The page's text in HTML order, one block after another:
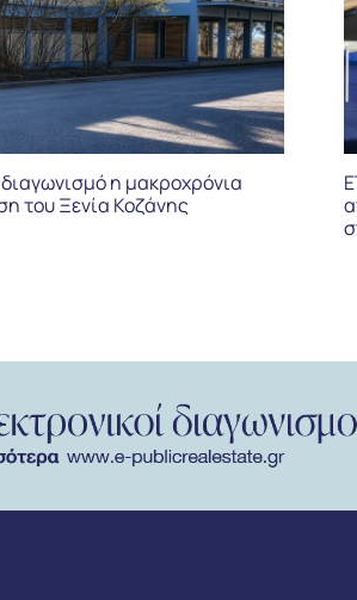
η μακροχρόνια
του Ξενία Κοζάνης